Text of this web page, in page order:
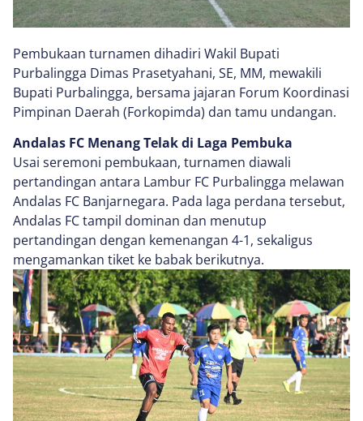
Pembukaan turnamen dihadiri Wakil Bupati
Purbalingga Dimas Prasetyahani, SE, MM, mewakili
Bupati Purbalingga, bersama jajaran Forum Koordinasi
Pimpinan Daerah (Forkopimda) dan tamu undangan.
Andalas FC Menang Telak di Laga Pembuka
Usai seremoni pembukaan, turnamen diawali
pertandingan antara Lambur FC Purbalingga melawan
Andalas FC Banjarnegara. Pada laga perdana tersebut,
Andalas FC tampil dominan dan menutup
pertandingan dengan kemenangan 4-1, sekaligus
mengamankan tiket ke babak berikutnya.